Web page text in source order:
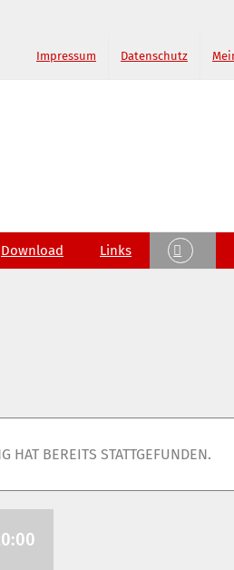
Impressum Datenschutz
Download Links
HAT BEREITS STATTGEFUNDEN.